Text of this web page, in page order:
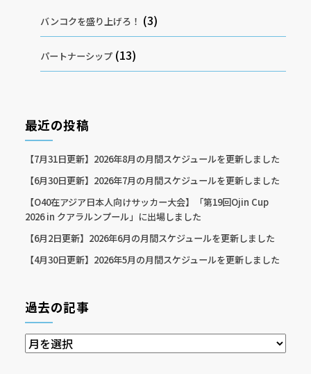
バンコクを盛り上げろ！ (3)
パートナーシップ (13)
最近の投稿
【7月31日更新】2026年8月の月間スケジュールを更新しました
【6月30日更新】2026年7月の月間スケジュールを更新しました
【O40在アジア日本人向けサッカー大会】「第19回Ojin Cup
2026 in クアラルンプール」に出場しました
【6月2日更新】2026年6月の月間スケジュールを更新しました
【4月30日更新】2026年5月の月間スケジュールを更新しました
過去の記事
過
去